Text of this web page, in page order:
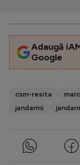
Adaugă
Google
csm-resita
jandarmi